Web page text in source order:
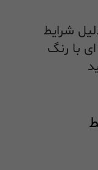
شرایط
با رنگ